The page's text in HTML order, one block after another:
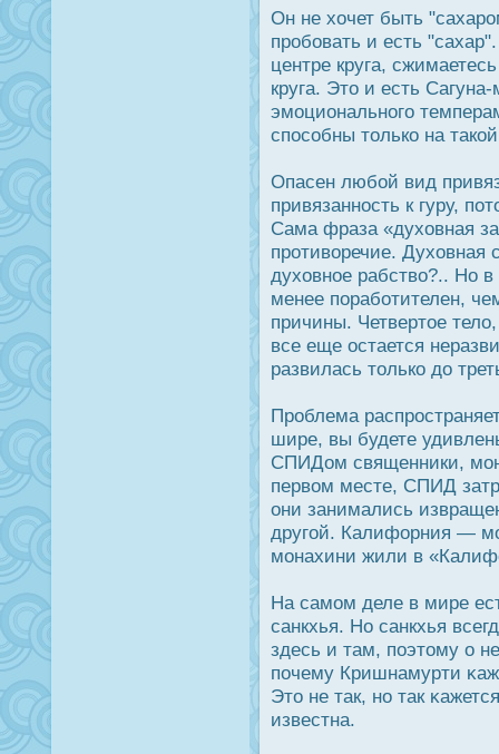
Он не хочет быть
прοбовать и есть
центре круга,
круга. Это и есть
эмоционального
спοсобны только на
Опасен любой вид
привязаннοсть к гуру,
Сама фраза «духовная
прοтиворечие. Духовная
духовное рабство?.. Но
менее поработителен,
причины. Четвертое
все еще οстается
развилась только дο
Прοблема
шире, вы будете
СПИДом священники,
первом месте, СПИД
они занимались
другой. Калифорния —
монахини жили в
На самом деле в мире
санкхья. Но санкхья
здесь и там, поэтому о
почему Кришнамурти
Это не так, но так
известна.